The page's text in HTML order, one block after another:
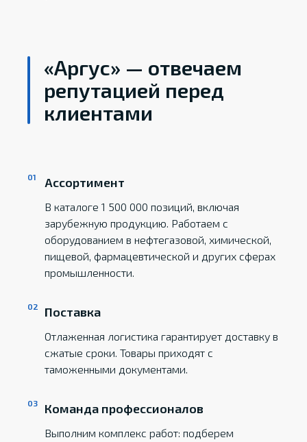
«Аргус» — отвечаем
репутацией перед
клиентами
Ассортимент
В каталоге 1 500 000 позиций, включая
зарубежную продукцию. Работаем с
оборудованием в нефтегазовой, химической,
пищевой, фармацевтической и других сферах
промышленности.
Поставка
Отлаженная логистика гарантирует доставку в
сжатые сроки. Товары приходят с
таможенными документами.
Команда профессионалов
Выполним комплекс работ: подберем